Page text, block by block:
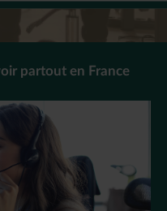
partout en France